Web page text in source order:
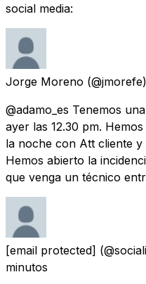
social media:
Jorge Moreno
@adamo_es Tenemos
ayer las 12.30 pm.
la noche con Att cliente y
Hemos abierto la
que venga un técnico
[email protected]
minutos